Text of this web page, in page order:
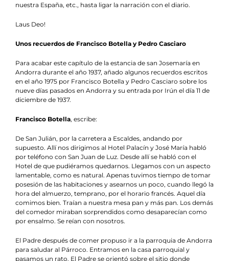
nuestra España, etc., hasta ligar la narración con el diario.
Laus Deo!
Unos recuerdos de Francisco Botella y Pedro Casciaro
Para acabar este capítulo de la estancia de san Josemaría en
Andorra durante el año 1937, añado algunos recuerdos escritos
en el año 1975 por Francisco Botella y Pedro Casciaro sobre los
nueve días pasados en Andorra y su entrada por Irún el día 11 de
diciembre de 1937.
Francisco Botella, escribe:
De San Julián, por la carretera a Escaldes, andando por
supuesto. Allí nos dirigimos al Hotel Palacín y José María habló
por teléfono con San Juan de Luz. Desde allí se habló con el
Hotel de que pudiéramos quedarnos. Llegamos con un aspecto
lamentable, como es natural. Apenas tuvimos tiempo de tomar
posesión de las habitaciones y asearnos un poco, cuando llegó la
hora del almuerzo, temprano, por el horario francés. Aquel día
comimos bien. Traían a nuestra mesa pan y más pan. Los demás
del comedor miraban sorprendidos como desaparecían como
por ensalmo. Se reían con nosotros.
El Padre después de comer propuso ir a la parroquia de Andorra
para saludar al Párroco. Entramos en la casa parroquial y
pasamos un rato. El Padre se orientó sobre el sitio donde